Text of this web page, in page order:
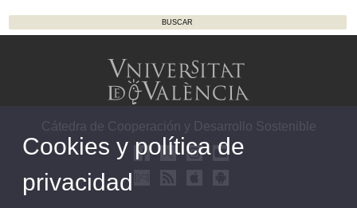
Cátedra de Cooperación y Desarrollo Sostenible
Cookies y política de
privacidad